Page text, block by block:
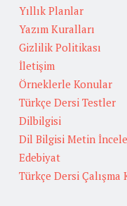
Yıllık Planlar
Yazım Kuralları
Gizlilik Politikası
İletişim
Örneklerle Konular
Türkçe Dersi Testler
Dilbilgisi
Dil Bilgisi Metin
Edebiyat
Türkçe Dersi Çalışma